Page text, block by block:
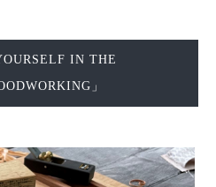
IN THE
」